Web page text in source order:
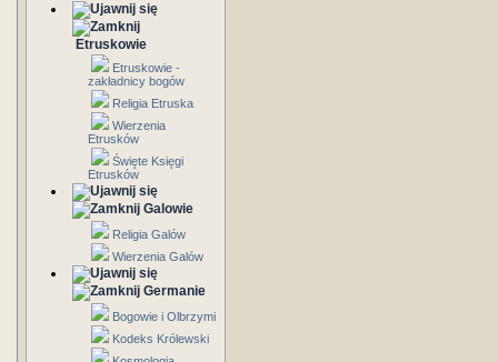
Etruskowie
Etruskowie -
zakładnicy bogów
Religia Etruska
Wierzenia
Etrusków
Święte Księgi
Etrusków
Galowie
Religia Galów
Wierzenia Galów
Germanie
Bogowie i Olbrzymi
Kodeks Królewski